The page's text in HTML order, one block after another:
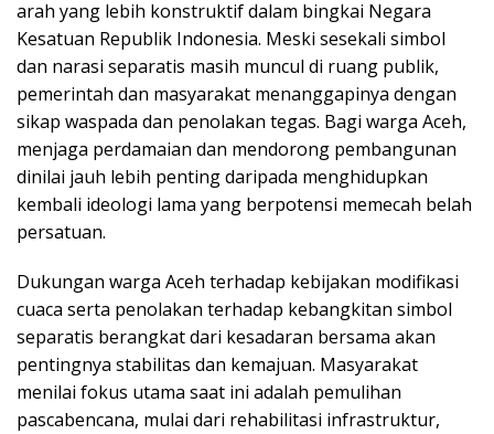
arah yang lebih konstruktif dalam bingkai Negara
Kesatuan Republik Indonesia. Meski sesekali simbol
dan narasi separatis masih muncul di ruang publik,
pemerintah dan masyarakat menanggapinya dengan
sikap waspada dan penolakan tegas. Bagi warga Aceh,
menjaga perdamaian dan mendorong pembangunan
dinilai jauh lebih penting daripada menghidupkan
kembali ideologi lama yang berpotensi memecah belah
persatuan.
Dukungan warga Aceh terhadap kebijakan modifikasi
cuaca serta penolakan terhadap kebangkitan simbol
separatis berangkat dari kesadaran bersama akan
pentingnya stabilitas dan kemajuan. Masyarakat
menilai fokus utama saat ini adalah pemulihan
pascabencana, mulai dari rehabilitasi infrastruktur,